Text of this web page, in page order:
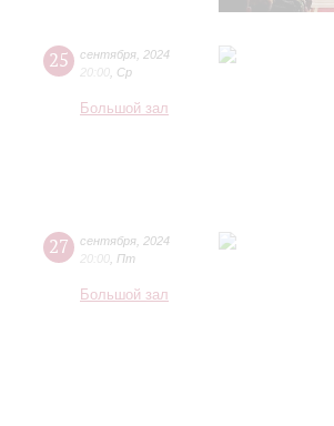
25 сентября 2024
20:00 Ср
Большой зал
27 сентября 2024
20:00 Пт
Большой зал